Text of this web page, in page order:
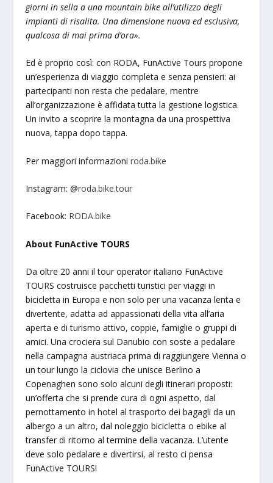
giorni in sella a una mountain bike all’utilizzo degli
impianti di risalita. Una dimensione nuova ed esclusiva,
qualcosa di mai prima d’ora».
Ed è proprio così: con RODA, FunActive Tours propone
un’esperienza di viaggio completa e senza pensieri: ai
partecipanti non resta che pedalare, mentre
all’organizzazione è affidata tutta la gestione logistica.
Un invito a scoprire la montagna da una prospettiva
nuova, tappa dopo tappa.
Per maggiori informazioniroda.bike
Instagram: @roda.bike.tour
Facebook: RODA.bike
About FunActive TOURS
Da oltre 20 anni il tour operator italiano FunActive
TOURS costruisce pacchetti turistici per viaggi in
bicicletta in Europa e non solo per una vacanza lenta e
divertente, adatta ad appassionati della vita all’aria
aperta e di turismo attivo, coppie, famiglie o gruppi di
amici. Una crociera sul Danubio con soste a pedalare
nella campagna austriaca prima di raggiungere Vienna o
un tour lungo la ciclovia che unisce Berlino a
Copenaghen sono solo alcuni degli itinerari proposti:
un’offerta che si prende cura di ogni aspetto, dal
pernottamento in hotel al trasporto dei bagagli da un
albergo a un altro, dal noleggio bicicletta o ebike al
transfer di ritorno al termine della vacanza. L’utente
deve solo pedalare e divertirsi, al resto ci pensa
FunActive TOURS!